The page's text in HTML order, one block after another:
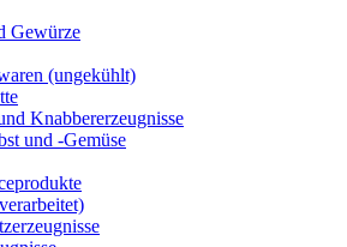
Gewürze
(ungekühlt)
Knabbererzeugnisse
und -Gemüse